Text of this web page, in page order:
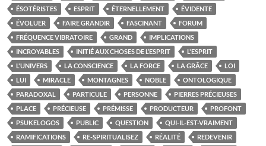
ÉSOTÉRISTES
ESPRIT ÉTERNELLEMENT
ÉVIDENTE
ÉVOLUER
FAIRE GRANDIR FASCINANT
FORUM
FRÉQUENCE VIBRATOIRE
GRAND
IMPLICATIONS
INCROYABLES
INITIÉ AUX CHOSES DE L’ESPRIT
L'ESPRIT
L'UNIVERS
LA CONSCIENCE LA FORCE LA GRÂCE
LOI
LUI
MIRACLE MONTAGNES NOBLE
ONTOLOGIQUE
PARADOXAL
PARTICULE PERSONNE
PIERRES PRÉCIEUSES
PLACE
PRÉCIEUSE PRÉMISSE PRODUCTEUR
PROFONT
PSUKELOGOS
PUBLIC QUESTION
QUI-IL-EST-VRAIMENT
RAMIFICATIONS
RE-SPIRITUALISEZ RÉALITÉ
REDEVENIR